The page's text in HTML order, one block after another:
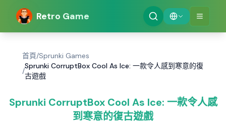
Retro Game
首頁/Sprunki Games
/
Sprunki CorruptBox Cool As Ice: 一款令人感到寒意的復
古遊戲
Sprunki CorruptBox Cool As Ice: 一款令人感
到寒意的復古遊戲